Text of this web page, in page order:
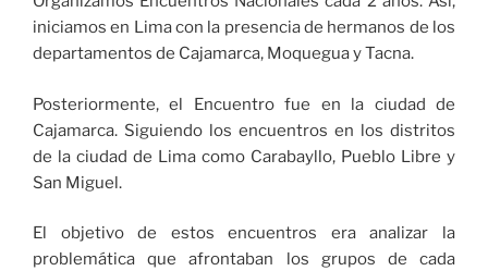
iniciamos en Lima con la presencia de hermanos de los
departamentos de Cajamarca, Moquegua y Tacna.
Posteriormente, el Encuentro fue en la ciudad de
Cajamarca. Siguiendo los encuentros en los distritos
de la ciudad de Lima como Carabayllo, Pueblo Libre y
San Miguel.
El objetivo de estos encuentros era analizar la
problemática que afrontaban los grupos de cada